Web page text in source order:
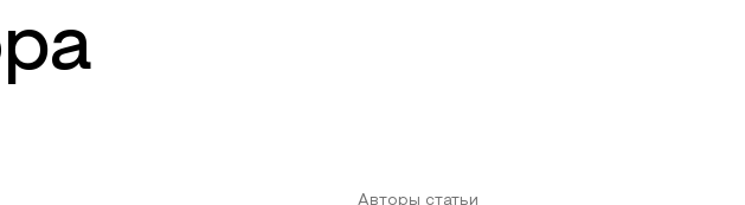
Авторы статьи